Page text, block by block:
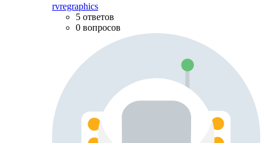
rvregraphics
5 ответов
0 вопросов